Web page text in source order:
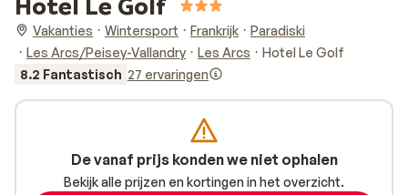
Vakanties Wintersport Frankrijk
Paradiski
Les Arcs/Peisey-Vallandry
Les Arcs
Hotel Le Golf
8.2 Fantastisch 27 ervaringen
De vanaf prijs konden we niet ophalen
Bekijk alle prijzen en kortingen in het overzicht.